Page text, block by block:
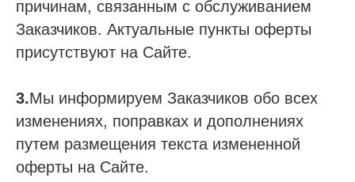
причинам, связанным с обслуживанием
Заказчиков. Актуальные пункты оферты
присутствуют на Сайте.
3.Мы информируем Заказчиков обо всех
изменениях, поправках и дополнениях
путем размещения текста измененной
оферты на Сайте.